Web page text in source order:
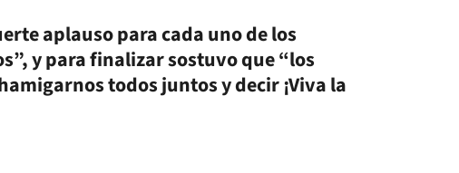
aplauso para cada uno de los
y para finalizar sostuvo que “los
todos juntos y decir ¡Viva la